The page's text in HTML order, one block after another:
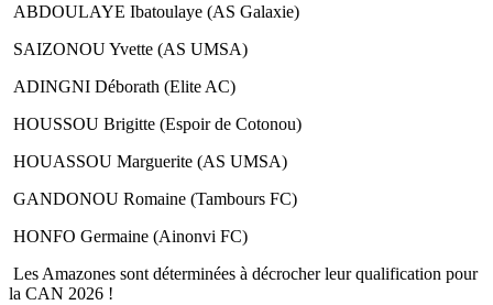
ABDOULAYE Ibatoulaye (AS Galaxie)
SAIZONOU Yvette (AS UMSA)
ADINGNI Déborath (Elite AC)
HOUSSOU Brigitte (Espoir de Cotonou)
HOUASSOU Marguerite (AS UMSA)
GANDONOU Romaine (Tambours FC)
HONFO Germaine (Ainonvi FC)
Les Amazones sont déterminées à décrocher leur qualification pour
la CAN 2026 !